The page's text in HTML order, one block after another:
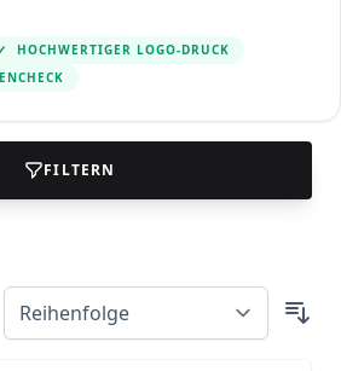
HOCHWERTIGER LOGO-DRUCK
FILTERN